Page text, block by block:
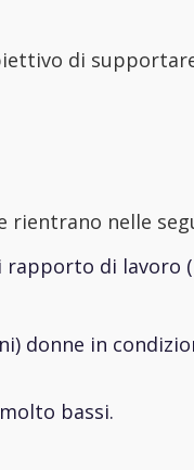
di
rientrano nelle
di lavoro
donne in
bassi.